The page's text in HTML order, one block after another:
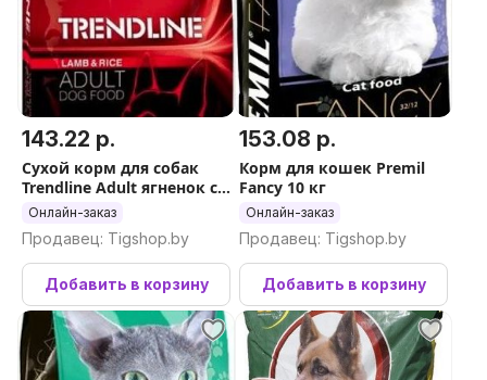
143.22 р.
Сухой корм для собак
Trendline Adult ягненок с
рисом 15 кг
Онлайн-заказ
Продавец: Tigshop.by
Добавить в корзину
153.08 р.
Корм для кошек Premil
Fancy 10 кг
Онлайн-заказ
Продавец: Tigshop.by
Добавить в корзину